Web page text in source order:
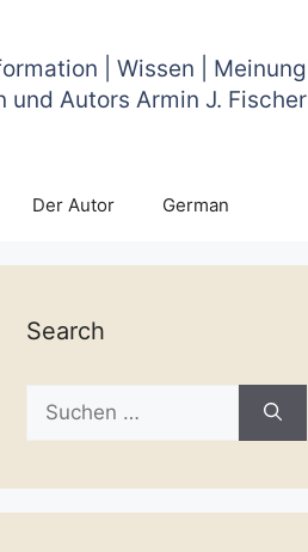
| Wissen | Meinung
und Autors Armin J. Fischer
Der Autor German
Search
Suche
nach: